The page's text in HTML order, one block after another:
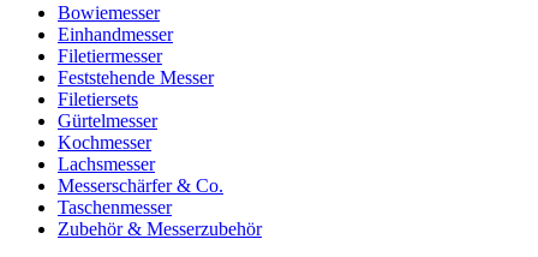
Bowiemesser
Einhandmesser
Filetiermesser
Feststehende Messer
Filetiersets
Gürtelmesser
Kochmesser
Lachsmesser
Messerschärfer & Co.
Taschenmesser
Zubehör & Messerzubehör